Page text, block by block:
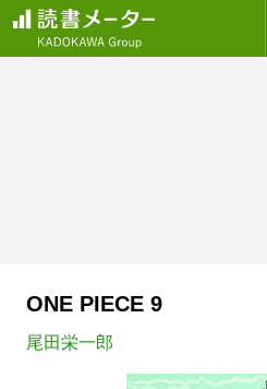
ONE PIECE 9
尾田栄一郎